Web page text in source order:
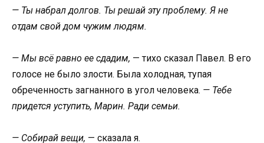
— Ты набрал долгов. Ты решай эту проблему. Я не
отдам свой дом чужим людям.
— Мы всё равно ее сдадим, — тихо сказал Павел. В его
голосе не было злости. Была холодная, тупая
обреченность загнанного в угол человека. — Тебе
придется уступить, Марин. Ради семьи.
— Собирай вещи, — сказала я.